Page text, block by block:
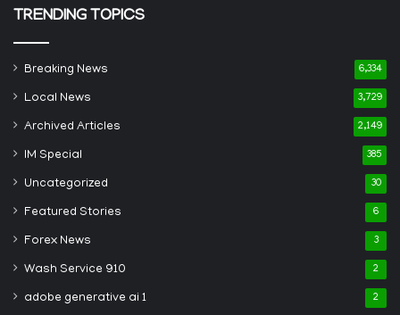
TRENDING TOPICS
Breaking News 6,334
Local News 3,729
Archived Articles 2,149
IM Special 385
Uncategorized 30
Featured Stories 6
Forex News 3
Wash Service 910 2
adobe generative ai 1 2